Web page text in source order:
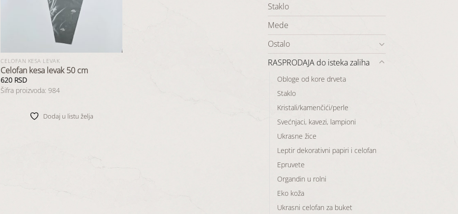
CELOFAN KESA LEVAK
Celofan kesa levak 50 cm
620 RSD
Šifra proizvoda: 984
Dodaj u listu želja
Staklo
Mede
Ostalo
RASPRODAJA do isteka zaliha
Obloge od kore drveta
Staklo
Kristali/kamenčići/perle
Svećnjaci, kavezi, lampioni
Ukrasne žice
Leptir dekorativni papiri i celofan
Epruvete
Organdin u rolni
Eko koža
Ukrasni celofan za buket